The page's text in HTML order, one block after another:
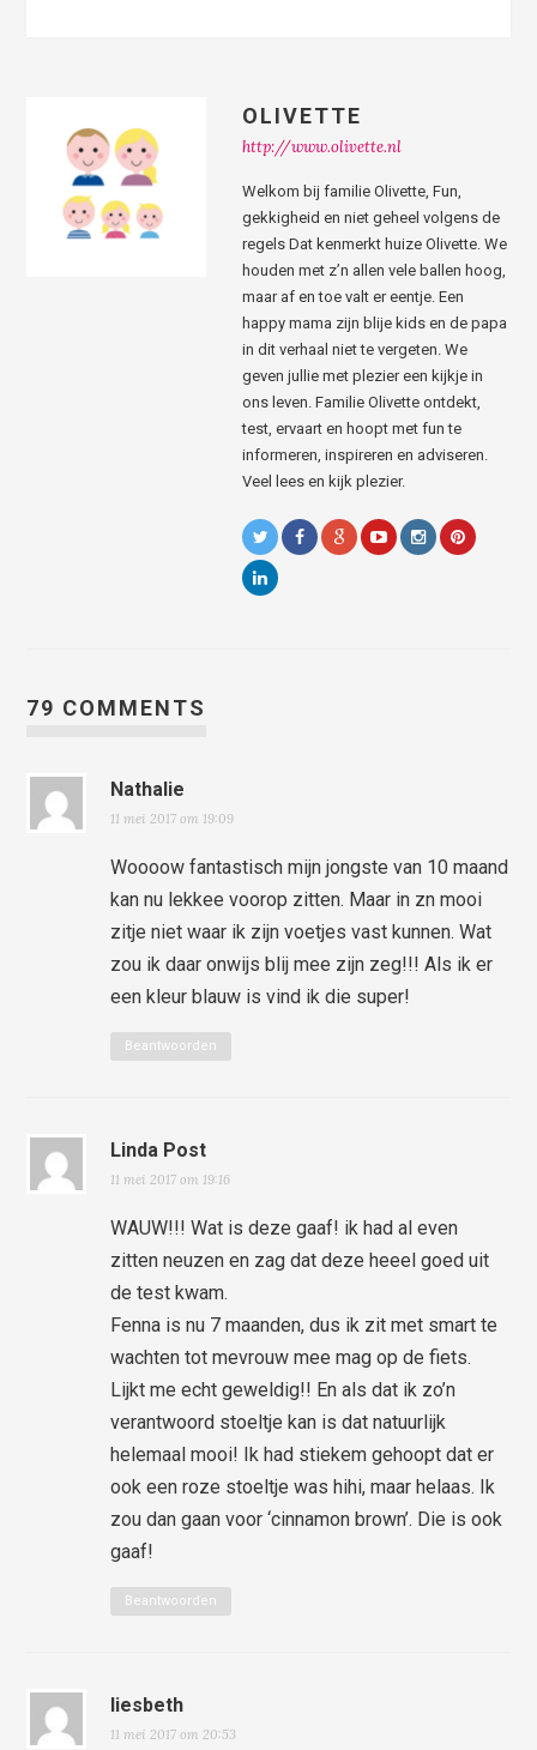
OLIVETTE
http://www.olivette.nl
Welkom bij familie Olivette, Fun,
gekkigheid en niet geheel volgens de
regels Dat kenmerkt huize Olivette. We
houden met z’n allen vele ballen hoog,
maar af en toe valt er eentje. Een
happy mama zijn blije kids en de papa
in dit verhaal niet te vergeten. We
geven jullie met plezier een kijkje in
ons leven. Familie Olivette ontdekt,
test, ervaart en hoopt met fun te
informeren, inspireren en adviseren.
Veel lees en kijk plezier.
79 COMMENTS
Nathalie
11 mei 2017 om 19:09
Woooow fantastisch mijn jongste van 10 maand
kan nu lekkee voorop zitten. Maar in zn mooi
zitje niet waar ik zijn voetjes vast kunnen. Wat
zou ik daar onwijs blij mee zijn zeg!!! Als ik er
een kleur blauw is vind ik die super!
Beantwoorden
Linda Post
11 mei 2017 om 19:16
WAUW!!! Wat is deze gaaf! ik had al even
zitten neuzen en zag dat deze heeel goed uit
de test kwam.
Fenna is nu 7 maanden, dus ik zit met smart te
wachten tot mevrouw mee mag op de fiets.
Lijkt me echt geweldig!! En als dat ik zo’n
verantwoord stoeltje kan is dat natuurlijk
helemaal mooi! Ik had stiekem gehoopt dat er
ook een roze stoeltje was hihi, maar helaas. Ik
zou dan gaan voor ‘cinnamon brown’. Die is ook
gaaf!
Beantwoorden
liesbeth
11 mei 2017 om 20:53